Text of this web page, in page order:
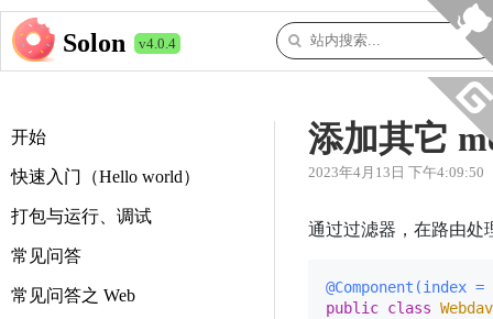
Solon v4.0.4
开始
快速入门（Hello world）
打包与运行、调试
常见问答
常见问答之 Web
添加其它
2023年4月13日 下午4:09:50
通过过滤器，在路由处
@Component(index
public class